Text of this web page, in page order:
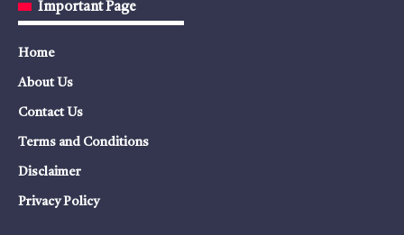
Important Page
Home
About Us
Contact Us
Terms and Conditions
Disclaimer
Privacy Policy